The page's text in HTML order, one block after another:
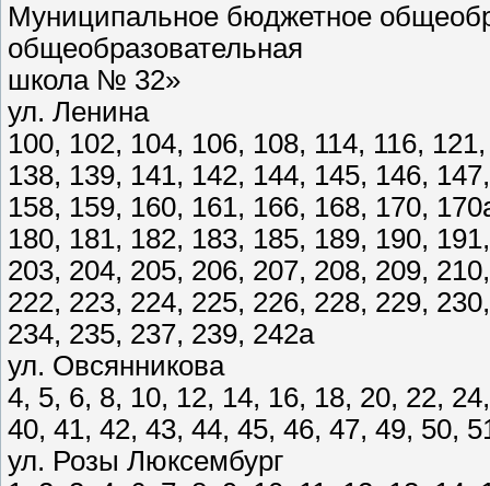
Муниципальное бюджетное
общеобразовательная
школа № 32»
ул. Ленина
100, 102, 104, 106, 108, 114, 116,
138, 139, 141, 142, 144, 145, 146,
158, 159, 160, 161, 166, 168, 170,
180, 181, 182, 183, 185, 189, 190,
203, 204, 205, 206, 207, 208, 209,
222, 223, 224, 225, 226, 228, 229,
234, 235, 237, 239, 242а
ул. Овсянникова
4, 5, 6, 8, 10, 12, 14, 16, 18, 20, 22,
40, 41, 42, 43, 44, 45, 46, 47, 49, 50,
ул. Розы Люксембург